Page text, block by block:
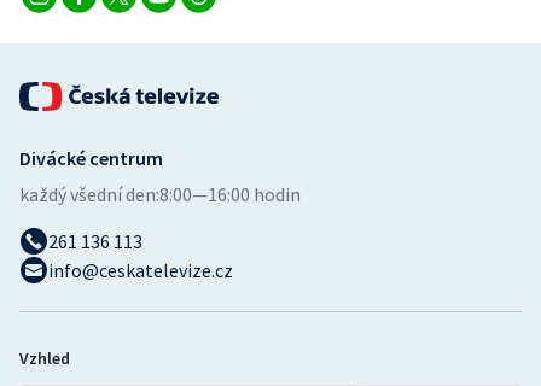
Divácké centrum
každý všední den:8:00—16:00 hodin
261 136 113
info@ceskatelevize.cz
Vzhled